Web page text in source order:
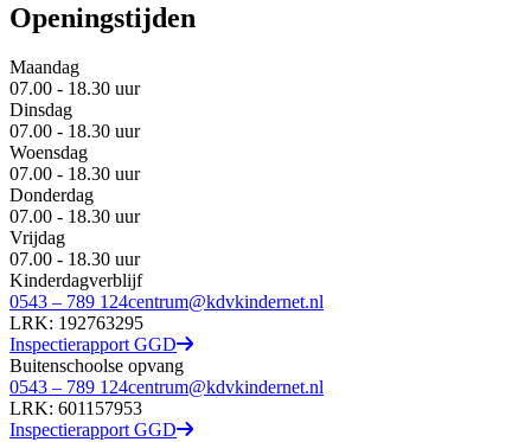
Openingstijden
Maandag
07.00 - 18.30 uur
Dinsdag
07.00 - 18.30 uur
Woensdag
07.00 - 18.30 uur
Donderdag
07.00 - 18.30 uur
Vrijdag
07.00 - 18.30 uur
Kinderdagverblijf
0543 – 789 124centrum@kdvkindernet.nl
LRK: 192763295
Inspectierapport GGD
Buitenschoolse opvang
0543 – 789 124centrum@kdvkindernet.nl
LRK: 601157953
Inspectierapport GGD